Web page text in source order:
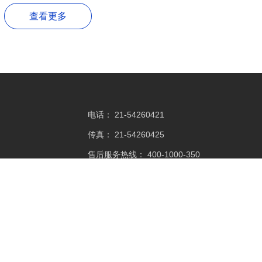
查看更多
电话： 21-54260421
传真： 21-54260425
售后服务热线： 400-1000-350